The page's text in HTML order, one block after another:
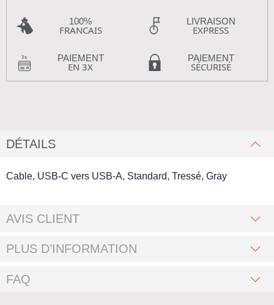
100%
FRANCAIS
LIVRAISON
EXPRESS
PAIEMENT
EN 3X
PAIEMENT
SÉCURISÉ
DÉTAILS
Cable, USB-C vers USB-A, Standard, Tressé, Gray
AVIS CLIENT
PLUS D’INFORMATION
FAQ